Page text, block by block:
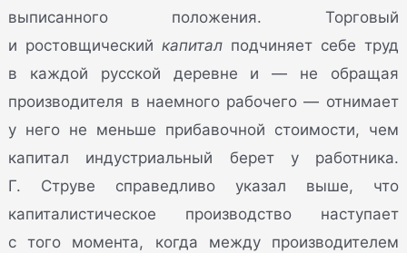
выписанного положения. Торговый
и ростовщическийкапитал подчиняет себе труд
в каждой русской деревне и — не обращая
производителя в наемного рабочего — отнимает
у него не меньше прибавочной стоимости, чем
капитал индустриальный берет у работника.
Г. Струве справедливо указал выше, что
капиталистическое производство наступает
с того момента, когда между производителем